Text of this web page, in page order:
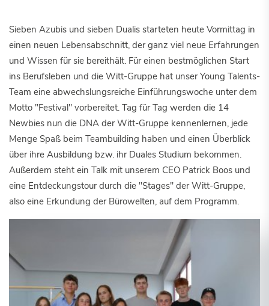
Sieben Azubis und sieben Dualis starteten heute Vormittag in
einen neuen Lebensabschnitt, der ganz viel neue Erfahrungen
und Wissen für sie bereithält. Für einen bestmöglichen Start
ins Berufsleben und die Witt-Gruppe hat unser Young Talents-
Team eine abwechslungsreiche Einführungswoche unter dem
Motto "Festival" vorbereitet. Tag für Tag werden die 14
Newbies nun die DNA der Witt-Gruppe kennenlernen, jede
Menge Spaß beim Teambuilding haben und einen Überblick
über ihre Ausbildung bzw. ihr Duales Studium bekommen.
Außerdem steht ein Talk mit unserem CEO Patrick Boos und
eine Entdeckungstour durch die "Stages" der Witt-Gruppe,
also eine Erkundung der Bürowelten, auf dem Programm.